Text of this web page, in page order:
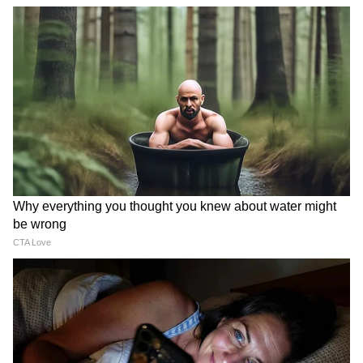
Dilip Ghosh: 'কেউ তৃণমূলীদের দলে নিলে
সে সাসপেন্ড হবে', বিজেপি নেতাদের কড়া
বার্তা দিলীপের
Suvendu Adhikari: ভবানীপুরের গুরুদ্বারে
গিয়ে বড় কথা মুখ্যমন্ত্রী শুভেন্দুর, হৃদয়
ছুঁলেন শিখদের